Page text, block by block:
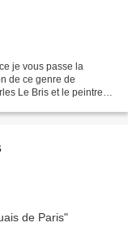
je vous passe la
de ce genre de
Le Bris et le peintre